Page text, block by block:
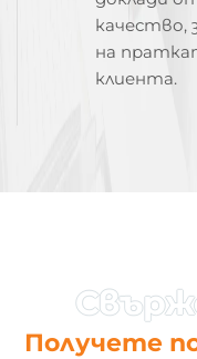
качество,
на
клиента.
Получете